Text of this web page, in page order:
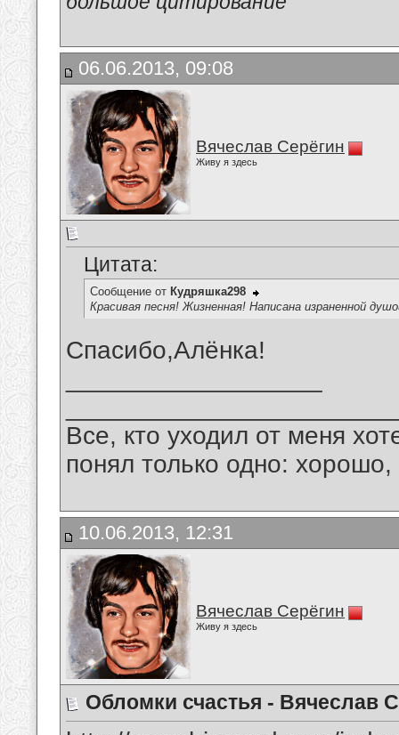
06.06.2013, 09:08
Вячеслав Серёгин
Живу я здесь
Цитата:
Сообщение от Кудряшка298
Красивая песня! Жизненная! Написана израненной
Спасибо,Алёнка!
Все, кто уходил от меня
понял только одно:
10.06.2013, 12:31
Вячеслав Серёгин
Живу я здесь
Обломки счастья - Вячеслав